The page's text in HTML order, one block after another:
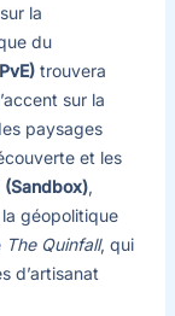
la
du
trouvera
sur la
paysages
et les
,
la géopolitique
The Quinfall, qui
d’artisanat